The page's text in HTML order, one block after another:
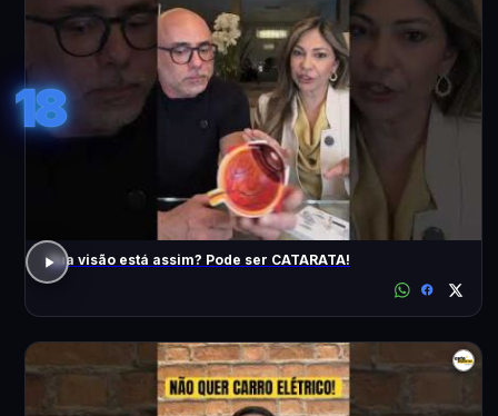
18
Sua visão está assim? Pode ser CATARATA!